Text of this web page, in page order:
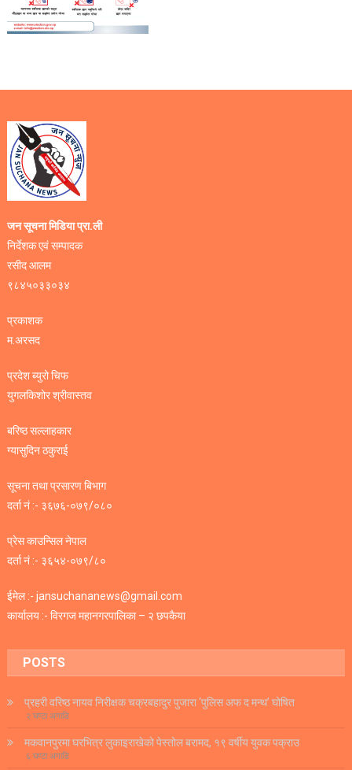
जन सूचना मिडिया प्रा.ली
निर्देशक एवं सम्पादक
रसीद आलम
९८४५०३३०३४
प्रकाशक
म.अरसद
प्रदेश ब्युरो चिफ
युगलकिशोर श्रीवास्तव
बरिष्ठ सल्लाहकार
ग्यासुदिन ठकुराई
सूचना तथा प्रसारण बिभाग
दर्ता नं :- ३६७६-०७९/०८०
प्रेस काउन्सिल नेपाल
दर्ता नं :- ३६५४-०७९/८०
ईमेल :- jansuchananews@gmail.com
कार्यालय :- विरगज महानगरपालिका – २ छपकैया
POSTS
प्रहरी वरिष्ठ नायव निरीक्षक चक्रबहादुर पुजारा ‘पुलिस अफ द मन्थ’ घोषित
२ घण्टा अगाडि
मकवानपुरमा घरभित्र लुकाइराखेको पेस्तोल बरामद, १९ वर्षीय युवक पक्राउ
६ घण्टा अगाडि